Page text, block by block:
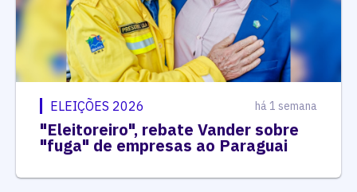
ELEIÇÕES 2026 há 1 semana
"Eleitoreiro", rebate Vander sobre
"fuga" de empresas ao Paraguai